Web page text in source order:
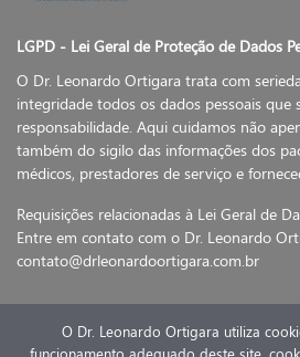
LGPD - Lei Geral de Proteção de Dados
O Dr. Leonardo Ortigara trata com
integridade todos os dados pessoais que
responsabilidade. Aqui cuidamos não
também do sigilo das informações dos
médicos, prestadores de serviço e
Requisições relacionadas à Lei Geral de
Entre em contato com o Dr. Leonardo
contato@drleonardoortigara.com.br
O Dr. Leonardo Ortigara utiliza
funcionamento adequado deste site,